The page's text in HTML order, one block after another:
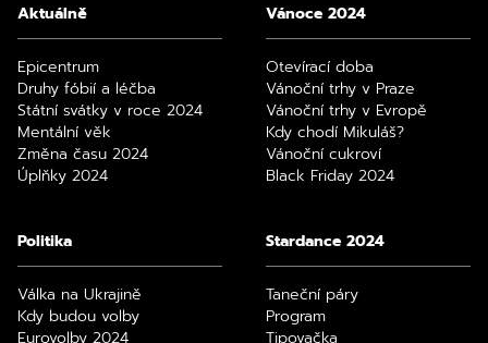
Aktuálně
Epicentrum
Druhy fóbií a léčba
Státní svátky v roce 2024
Mentální věk
Změna času 2024
Úplňky 2024
Vánoce 2024
Otevírací doba
Vánoční trhy v Praze
Vánoční trhy v Evropě
Kdy chodí Mikuláš?
Vánoční cukroví
Black Friday 2024
Politika
Válka na Ukrajině
Kdy budou volby
Eurovolby 2024
Stardance 2024
Taneční páry
Program
Tipovačka